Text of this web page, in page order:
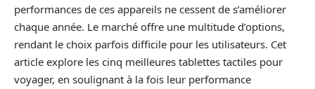
performances de ces appareils ne cessent de s’améliorer
chaque année. Le marché offre une multitude d’options,
rendant le choix parfois difficile pour les utilisateurs. Cet
article explore les cinq meilleures tablettes tactiles pour
voyager, en soulignant à la fois leur performance